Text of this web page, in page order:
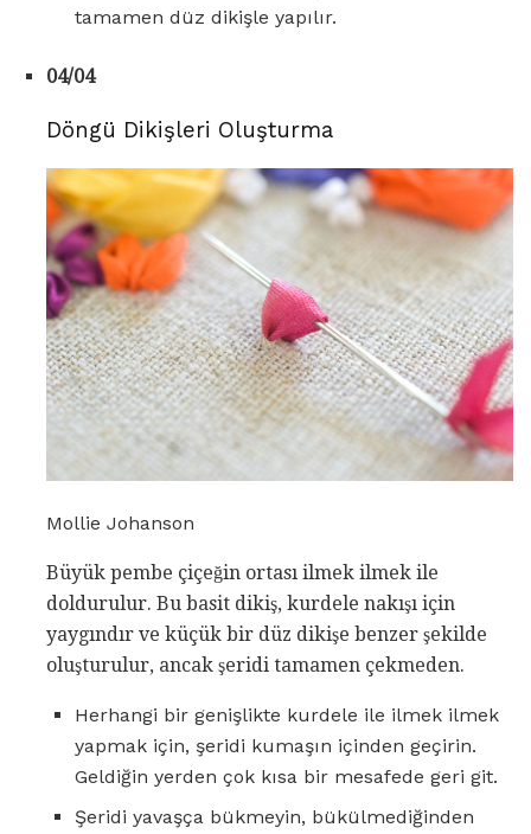
tamamen düz dikişle yapılır.
04/04
Döngü Dikişleri Oluşturma
Mollie Johanson
Büyük pembe çiçeğin ortası ilmek ilmek ile
doldurulur. Bu basit dikiş, kurdele nakışı için
yaygındır ve küçük bir düz dikişe benzer şekilde
oluşturulur, ancak şeridi tamamen çekmeden.
Herhangi bir genişlikte kurdele ile ilmek ilmek
yapmak için, şeridi kumaşın içinden geçirin.
Geldiğin yerden çok kısa bir mesafede geri git.
Şeridi yavaşça bükmeyin, bükülmediğinden